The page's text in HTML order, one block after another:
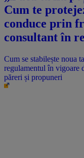
Cum te
conduce prin
consultant în
Cum se stabilește noua
regulamentul în vigoare
păreri și propuneri